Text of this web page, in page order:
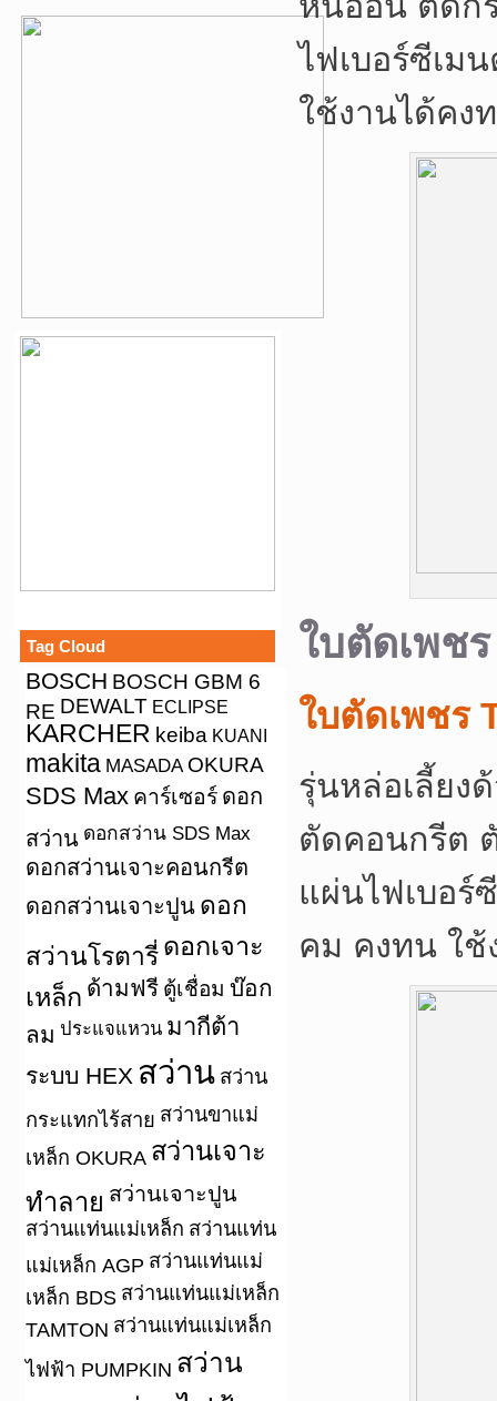
Tag Cloud
BOSCH BOSCH GBM 6
RE DEWALT ECLIPSE
KARCHER keiba KUANI
makita MASADA OKURA
SDS Max คาร์เซอร์ ดอก
สว่าน ดอกสว่าน SDS Max
ดอกสว่านเจาะคอนกรีต
ดอกสว่านเจาะปูน ดอก
สว่านโรตารี่ ดอกเจาะ
เหล็ก ด้ามฟรี ตู้เชื่อม บ๊อก
ลม ประแจแหวน มากีต้า
ระบบ HEX สว่าน สว่าน
กระแทกไร้สาย สว่านขาแม่
เหล็ก OKURA สว่านเจาะ
ทำลาย สว่านเจาะปูน
สว่านแท่นแม่เหล็ก สว่านแท่น
แม่เหล็ก AGP สว่านแท่นแม่
เหล็ก BDS สว่านแท่นแม่เหล็ก
TAMTON สว่านแท่นแม่เหล็ก
ไฟฟ้า PUMPKIN สว่าน
ไฟเบอร์ซีเม
ใช้งานได้คง
ใบตัดเพช
ใบตัดเพชร
รุ่นหล่อเลี้ยง
ตัดคอนกรีต
แผ่นไฟเบอร์
คม คงทน ใช้